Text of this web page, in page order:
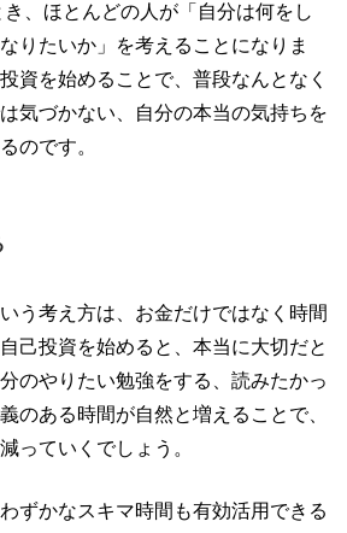
、ほとんどの人が「自分は何をし
りたいか」を考えることになりま
資を始めることで、普段なんとなく
気づかない、自分の本当の気持ちを
のです。
う考え方は、お金だけではなく時間
己投資を始めると、本当に大切だと
のやりたい勉強をする、読みたかっ
のある時間が自然と増えることで、
っていくでしょう。
ずかなスキマ時間も有効活用できる